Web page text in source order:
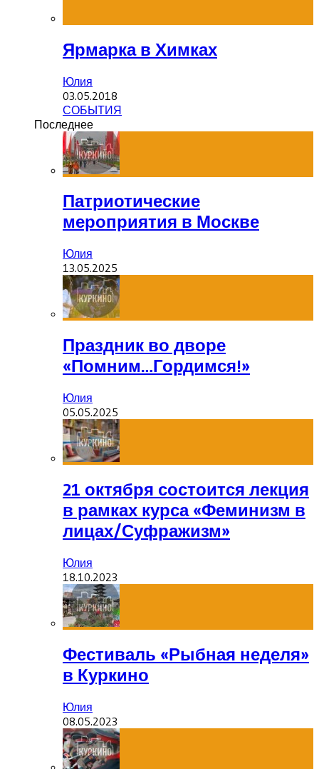
Ярмарка в Химках
Юлия
03.05.2018
СОБЫТИЯ
Последнее
Патриотические
мероприятия в Москве
Юлия
13.05.2025
Праздник во дворе
«Помним…Гордимся!»
Юлия
05.05.2025
21 октября состоится лекция
в рамках курса «Феминизм в
лицах/Суфражизм»
Юлия
18.10.2023
Фестиваль «Рыбная неделя»
в Куркино
Юлия
08.05.2023